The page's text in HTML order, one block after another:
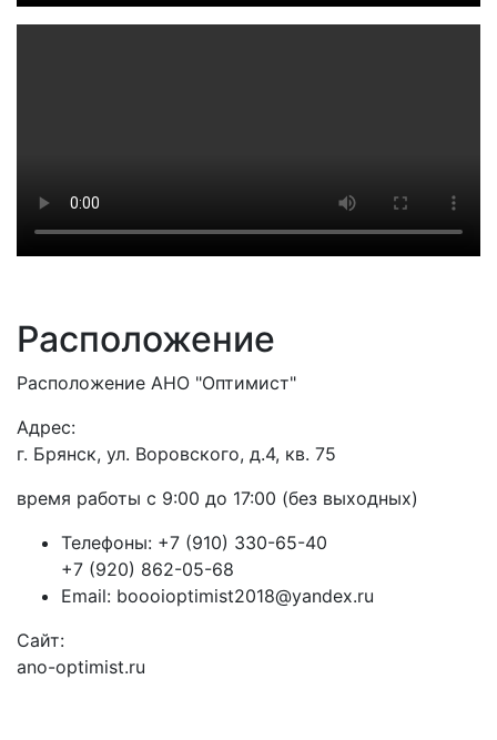
Расположение
Расположение АНО "Оптимист"
Адрес:
г. Брянск, ул. Воровского, д.4, кв. 75
время работы с 9:00 до 17:00 (без выходных)
Телефоны: +7 (910) 330-65-40
+7 (920) 862-05-68
Email: boooioptimist2018@yandex.ru
Сайт:
ano-optimist.ru